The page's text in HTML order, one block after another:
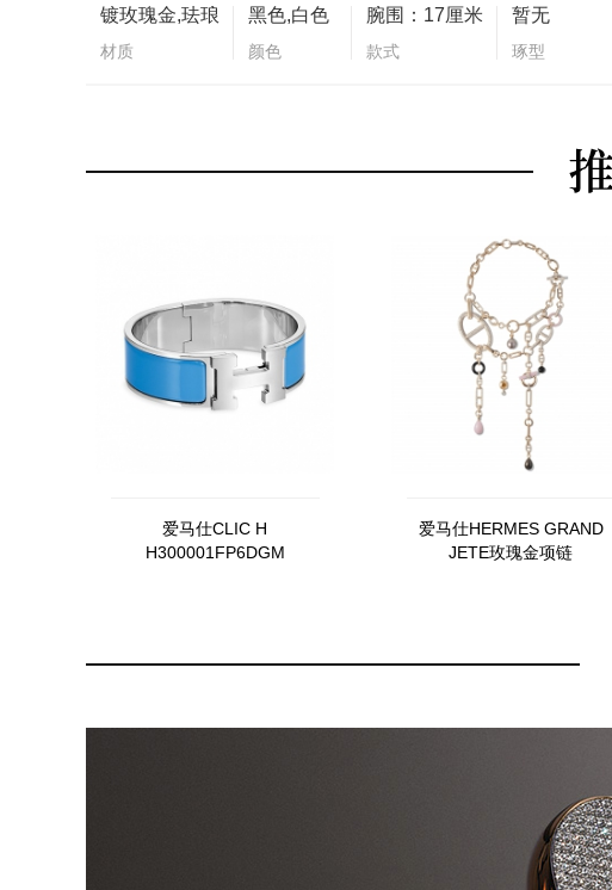
镀玫瑰金,珐琅
材质
黑色,白色
颜色
腕围：17厘米
款式
暂无
琢型
爱马仕CLIC H
H300001FP6DGM
爱马仕HERMES GRAND
JETE玫瑰金项链